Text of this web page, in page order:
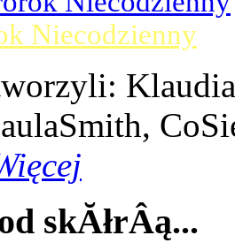
Niecodzienny
skĂłrÂą...